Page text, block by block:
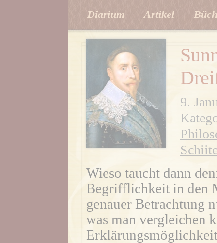
Diarium Artikel
9.
Wieso taucht dann
Begrifflichkeit in den
genauer Betrachtung
was man vergleichen